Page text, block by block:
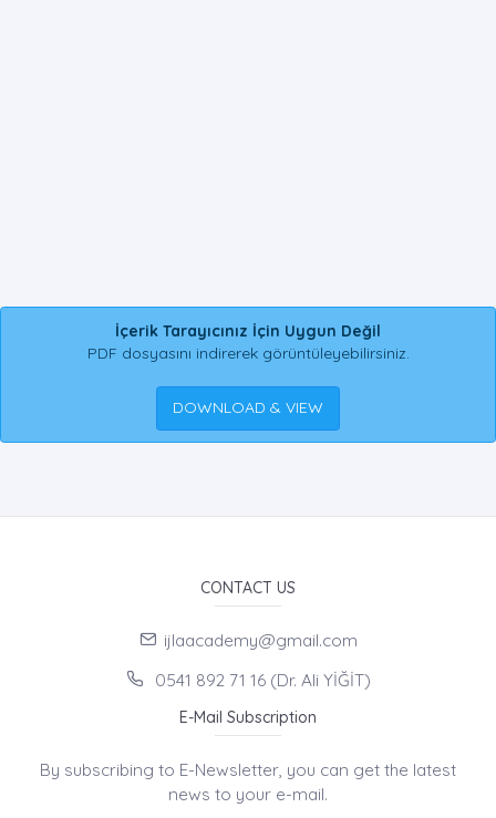
İçerik Tarayıcınız İçin Uygun Değil
PDF dosyasını indirerek görüntüleyebilirsiniz.
DOWNLOAD & VIEW
CONTACT US
ijlaacademy@gmail.com
0541 892 71 16 (Dr. Ali YİĞİT)
E-Mail Subscription
By subscribing to E-Newsletter, you can get the latest
news to your e-mail.